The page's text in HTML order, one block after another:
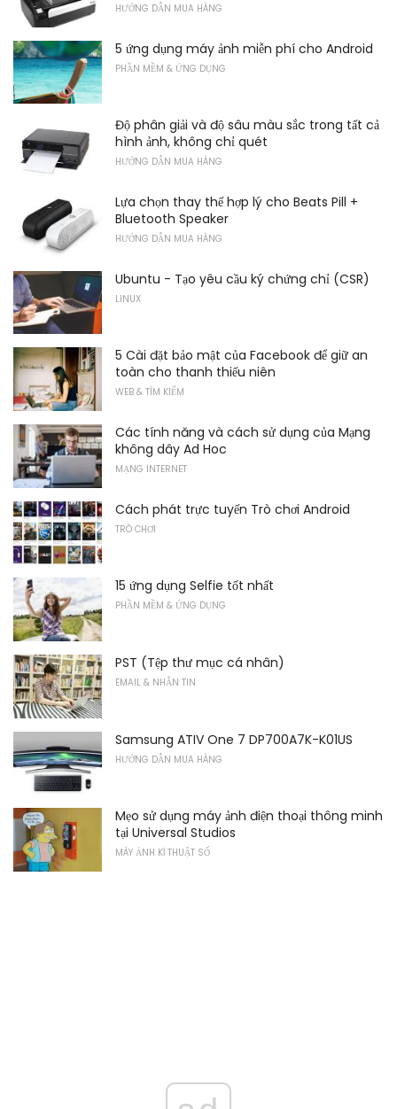
HƯỚNG DẪN MUA HÀNG
5 ứng dụng máy ảnh miễn phí cho Android
PHẦN MỀM & ỨNG DỤNG
Độ phân giải và độ sâu màu sắc trong tất cả
hình ảnh, không chỉ quét
HƯỚNG DẪN MUA HÀNG
Lựa chọn thay thế hợp lý cho Beats Pill +
Bluetooth Speaker
HƯỚNG DẪN MUA HÀNG
Ubuntu - Tạo yêu cầu ký chứng chỉ (CSR)
LINUX
5 Cài đặt bảo mật của Facebook để giữ an
toàn cho thanh thiếu niên
WEB & TÌM KIẾM
Các tính năng và cách sử dụng của Mạng
không dây Ad Hoc
MẠNG INTERNET
Cách phát trực tuyến Trò chơi Android
TRÒ CHƠI
15 ứng dụng Selfie tốt nhất
PHẦN MỀM & ỨNG DỤNG
PST (Tệp thư mục cá nhân)
EMAIL & NHẮN TIN
Samsung ATIV One 7 DP700A7K-K01US
HƯỚNG DẪN MUA HÀNG
Mẹo sử dụng máy ảnh điện thoại thông minh
tại Universal Studios
MÁY ẢNH KĨ THUẬT SỐ